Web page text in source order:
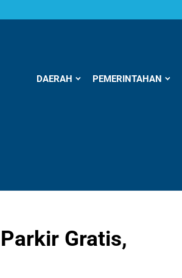
DAERAH PEMERINTAHAN
Gratis,